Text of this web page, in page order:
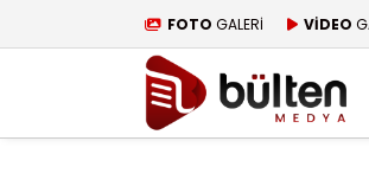
FOTO GALERİ VİDEO